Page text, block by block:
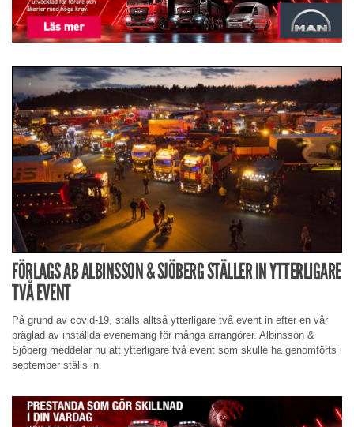
FÖRLAGS AB ALBINSSON & SJÖBERG STÄLLER IN YTTERLIGARE
TVÅ EVENT
På grund av covid-19, ställs alltså ytterligare två event in efter en vår
präglad av inställda evenemang för många arrangörer. Albinsson &
Sjöberg meddelar nu att ytterligare två event som skulle ha genomförts i
september ställs in.